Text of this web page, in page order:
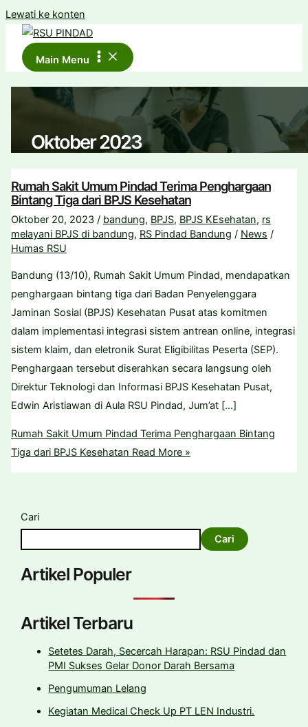
Lewati ke konten
Main Menu
Oktober 2023
Rumah Sakit Umum Pindad Terima Penghargaan
Bintang Tiga dari BPJS Kesehatan
Oktober 20, 2023 / bandung, BPJS, BPJS KEsehatan, rs
melayani BPJS di bandung, RS Pindad Bandung / News /
Humas RSU
Bandung (13/10), Rumah Sakit Umum Pindad, mendapatkan
penghargaan bintang tiga dari Badan Penyelenggara
Jaminan Sosial (BPJS) Kesehatan Pusat atas komitmen
dalam implementasi integrasi sistem antrean online, integrasi
sistem klaim, dan eletronik Surat Eligibilitas Peserta (SEP).
Penghargaan tersebut diserahkan secara langsung oleh
Direktur Teknologi dan Informasi BPJS Kesehatan Pusat,
Edwin Aristiawan di Aula RSU Pindad, Jum’at […]
Rumah Sakit Umum Pindad Terima Penghargaan Bintang
Tiga dari BPJS Kesehatan Read More »
Cari
Cari
Artikel Populer
Artikel Terbaru
Setetes Darah, Secercah Harapan: RSU Pindad dan
PMI Sukses Gelar Donor Darah Bersama
Pengumuman Lelang
Kegiatan Medical Check Up PT LEN Industri.